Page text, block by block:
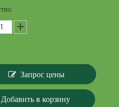
Запрос цены
Добавить в корзину